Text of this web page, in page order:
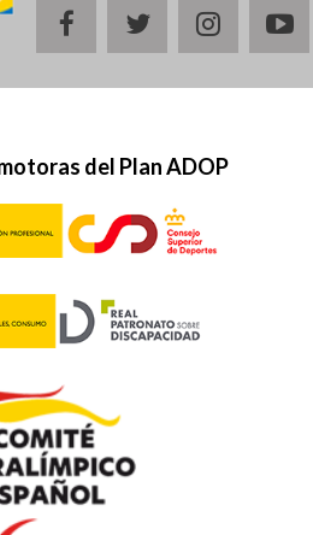
facebooktwitter
del Plan ADOP